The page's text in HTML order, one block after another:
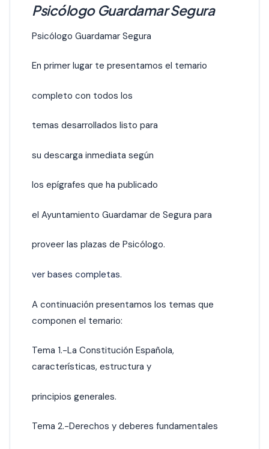
Psicólogo Guardamar Segura
Psicólogo Guardamar Segura
En primer lugar te presentamos el temario
completo con todos los
temas desarrollados listo para
su descarga inmediata según
los epígrafes que ha publicado
el Ayuntamiento Guardamar de Segura para
proveer las plazas de Psicólogo.
ver bases completas.
A continuación presentamos los temas que
componen el temario:
Tema 1.-La Constitución Española,
características, estructura y
principios generales.
Tema 2.-Derechos y deberes fundamentales